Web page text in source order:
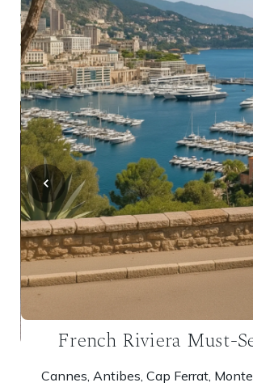
French Riviera Must-
Cannes, Antibes, Cap Ferrat,